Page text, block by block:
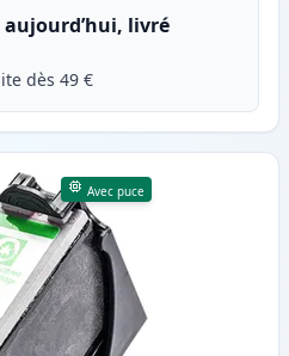
aujourd’hui, livré
dès 49 €
Avec puce